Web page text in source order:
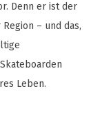
Denn er ist der
– und das,
Leben.